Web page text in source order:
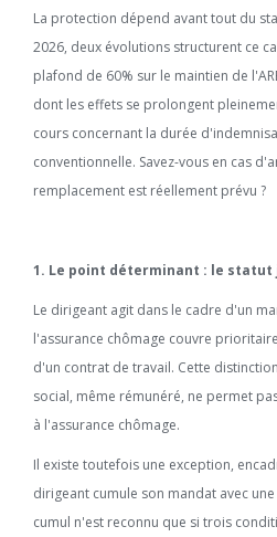
La protection dépend avant tout du
2026, deux évolutions structurent ce
plafond de 60% sur le maintien de
dont les effets se prolongent
cours concernant la durée
conventionnelle. Savez-vous en cas
remplacement est réellement prévu ?
1. Le point déterminant : le statut
Le dirigeant agit dans le cadre d'un
l'assurance chômage couvre
d'un contrat de travail. Cette
social, même rémunéré, ne permet
à l'assurance chômage.
Il existe toutefois une exception,
dirigeant cumule son mandat avec
cumul n'est reconnu que si trois